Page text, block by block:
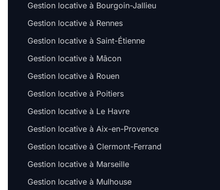
Gestion locative à Bourgoin-Jallieu
Gestion locative à Rennes
Gestion locative à Saint-Étienne
Gestion locative à Mâcon
Gestion locative à Rouen
Gestion locative à Poitiers
Gestion locative à Le Havre
Gestion locative à Aix-en-Provence
Gestion locative à Clermont-Ferrand
Gestion locative à Marseille
Gestion locative à Mulhouse